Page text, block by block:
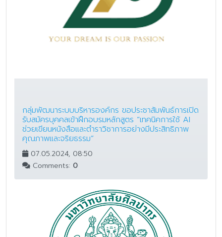
กลุ่มพัฒนาระบบบริหารองค์กร ขอประชาสัมพันธ์การเปิด
รับสมัครบุคคลเข้าฝึกอบรมหลักสูตร “เทคนิคการใช้ AI
ช่วยเขียนหนังสือและตำราวิชาการอย่างมีประสิทธิภาพ
คุณภาพและจริยธรรม”
07.05.2024, 08:50
Comments: 0